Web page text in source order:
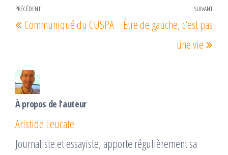
Navigation
de
Article
précédent
PRÉCÉDENT
Communiqué du CUSPA
SUIVANT
Être de gauche, c’est pas
une vie
À propos de l’auteur
Aristide Leucate
Journaliste et essayiste, apporte régulièrement sa